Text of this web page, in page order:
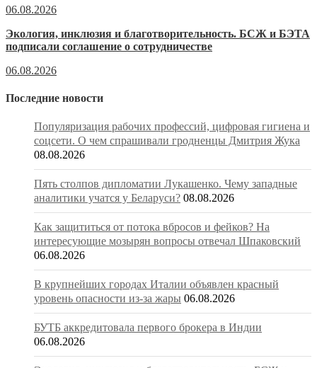
06.08.2026
Экология, инклюзия и благотворительность. БСЖ и БЭТА
подписали соглашение о сотрудничестве
06.08.2026
Последние новости
Популяризация рабочих профессий, цифровая гигиена и
соцсети. О чем спрашивали гродненцы Дмитрия Жука
08.08.2026
Пять столпов дипломатии Лукашенко. Чему западные
аналитики учатся у Беларуси? 08.08.2026
Как защититься от потока вбросов и фейков? На
интересующие мозырян вопросы отвечал Шпаковский
06.08.2026
В крупнейших городах Италии объявлен красный
уровень опасности из-за жары 06.08.2026
БУТБ аккредитовала первого брокера в Индии
06.08.2026